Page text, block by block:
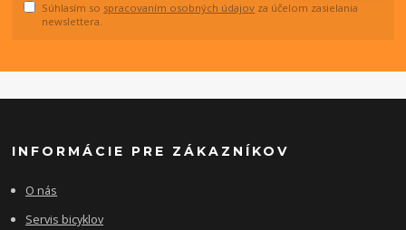
Súhlasím so spracovaním osobných údajov za účelom zasielania
newslettera.
INFORMÁCIE PRE ZÁKAZNÍKOV
O nás
Servis bicyklov